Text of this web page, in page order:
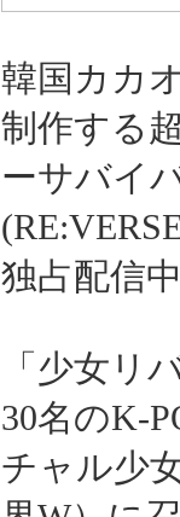
韓国カカ
制作する
ーサバイ
独占配信
「少女リ
30名のK-
チャル少